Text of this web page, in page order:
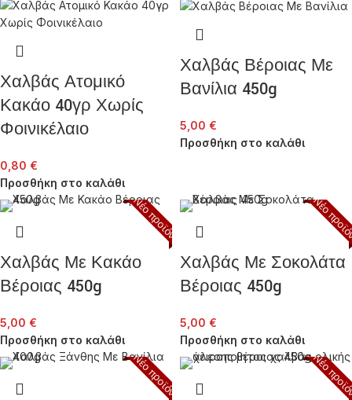
Χαλβάς Ατομικό
Κακάο 40γρ Χωρίς
Φοινικέλαιο
0,80 €
Προσθήκη στο καλάθι
Χαλβάς Βέροιας Με
Βανίλια 450g
5,00 €
Προσθήκη στο καλάθι
Νέο προϊόν
Χαλβάς Με Κακάο
Βέροιας 450g
5,00 €
Προσθήκη στο καλάθι
Νέο
Χαλβάς Με Σοκολάτα
Βέροιας 450g
5,00 €
Προσθήκη στο καλάθι
Νέο προϊόν Νέο